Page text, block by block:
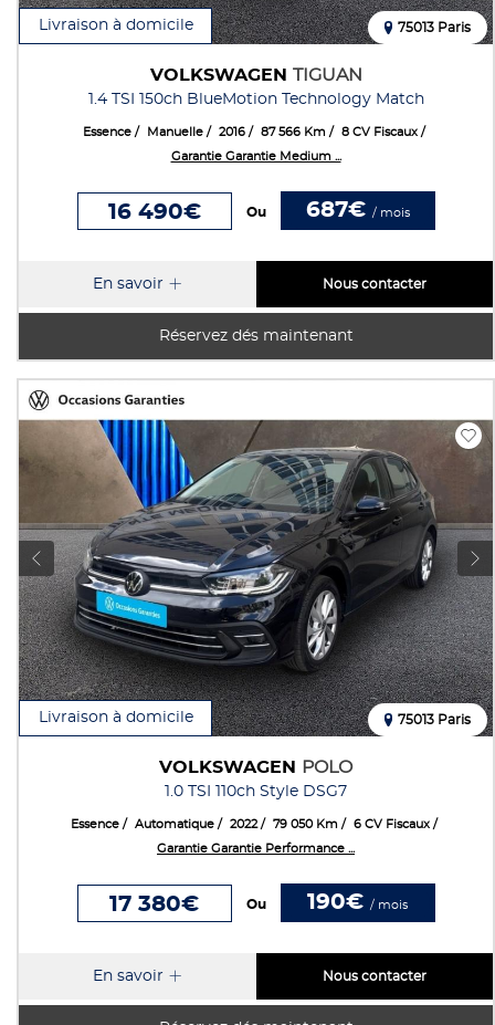
Livraison à domicile
VOLKSWAGEN TIGUAN
1.4 TSI 150ch BlueMotion Technology Match
75013 Paris
Essence Manuelle 2016 87 566 Km
8 CV Fiscaux
Garantie Garantie Medium ...
16 490€ Ou 687€ / mois
Réservez dés maintenant
En savoir Nous contacter
Livraison à domicile
VOLKSWAGEN POLO
1.0 TSI 110ch Style DSG7
75013 Paris
Essence Automatique 2022 79 050 Km
6 CV Fiscaux
Garantie Garantie Performance ...
17 380€ Ou 190€ / mois
En savoir Nous contacter